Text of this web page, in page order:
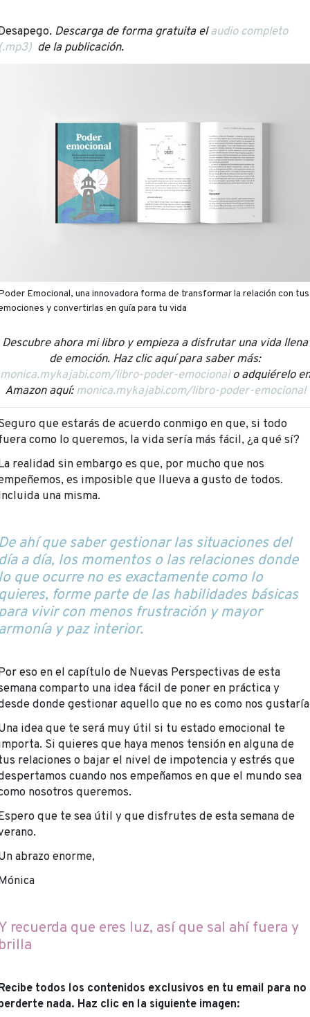
. Descarga de forma gratuita elaudiocompleto
de la publicación.
Emocional, una innovadora forma de transformar la relación con tus
y convertirlas en guía para tu vida
Descubre ahora mi libro y empieza a disfrutar una vida llena
de emoción. Haz clic aquí para saber más:
monica.mykajabi.com/libro-poder-emocionalo adquiérelo en
Amazon aquí:monica.mykajabi.com/libro-poder-emocional
que estarás de acuerdo conmigo en que, si todo
como lo queremos, la vida sería más fácil, ¿a qué sí?
realidad sin embargo es que, por mucho que nos
es imposible que llueva a gusto de todos.
una misma.
ahí que saber gestionar las situaciones del
a día, los momentos o las relaciones donde
que ocurre no es exactamente como lo
forme parte de las habilidades básicas
vivir con menos frustración y mayor
y paz interior.
eso en el capítulo de Nuevas Perspectivas de esta
comparto una idea fácil de poner en práctica y
donde gestionar aquello que no es como nos
idea que te será muy útil si tu estado emocional te
Si quieres que haya menos tensión en alguna de
relaciones o bajar el nivel de impotencia y estrés que
cuando nos empeñamos en que el mundo sea
nosotros queremos.
que te sea útil y que disfrutes de esta semana de
abrazo enorme,
recuerda que eres luz, así que sal ahí fuera y
todos los contenidos exclusivos en tu email para no
nada. Haz clic en la siguiente imagen: